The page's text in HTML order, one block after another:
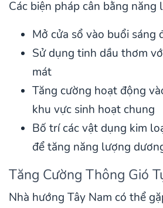
Các biện pháp cân bằng năng
Mở cửa sổ vào buổi sáng
Sử dụng tinh dầu thơm
mát
Tăng cường hoạt động
khu vực sinh hoạt chung
Bố trí các vật dụng kim
để tăng năng lượng
Tăng Cường Thông Gió
Nhà hướng Tây Nam có thể